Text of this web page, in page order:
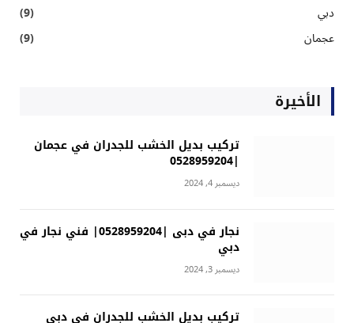
دبي
(9)
عجمان
(9)
الأخيرة
تركيب بديل الخشب للجدران في عجمان
|0528959204
ديسمبر 4, 2024
نجار في دبى |0528959204| فني نجار في
دبي
ديسمبر 3, 2024
تركيب بديل الخشب للجدران في دبي